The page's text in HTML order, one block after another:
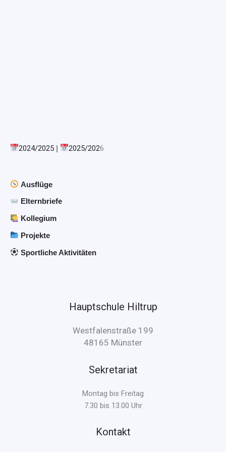
2024/2025 | 2025/2026
Ausflüge
Elternbriefe
Kollegium
Projekte
Sportliche Aktivitäten
Hauptschule Hiltrup
Westfalenstraße 199
48165 Münster
Sekretariat
Montag bis Freitag
7.30 bis 13.00 Uhr
Kontakt